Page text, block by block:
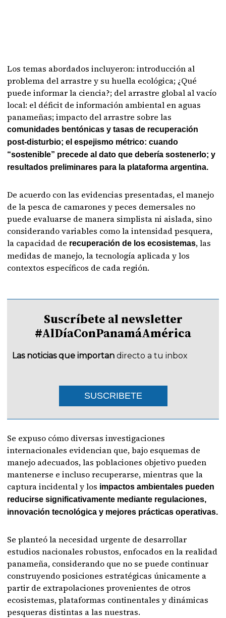
Los temas abordados incluyeron: introducción al
problema del arrastre y su huella ecológica; ¿Qué
puede informar la ciencia?; del arrastre global al vacío
local: el déficit de información ambiental en aguas
panameñas; impacto del arrastre sobre las
comunidades bentónicas y tasas de recuperación
post-disturbio; el espejismo métrico: cuando
“sostenible” precede al dato que debería sostenerlo; y
resultados preliminares para la plataforma argentina.
De acuerdo con las evidencias presentadas, el manejo
de la pesca de camarones y peces demersales no
puede evaluarse de manera simplista ni aislada, sino
considerando variables como la intensidad pesquera,
la capacidad de recuperación de los ecosistemas, las
medidas de manejo, la tecnología aplicada y los
contextos específicos de cada región.
Suscríbete al newsletter
#AlDíaConPanamáAmérica
Las noticias que importan directo a tu inbox
SUSCRIBETE
Se expuso cómo diversas investigaciones
internacionales evidencian que, bajo esquemas de
manejo adecuados, las poblaciones objetivo pueden
mantenerse e incluso recuperarse, mientras que la
captura incidental y los impactos ambientales pueden
reducirse significativamente mediante regulaciones,
innovación tecnológica y mejores prácticas operativas.
Se planteó la necesidad urgente de desarrollar
estudios nacionales robustos, enfocados en la realidad
panameña, considerando que no se puede continuar
construyendo posiciones estratégicas únicamente a
partir de extrapolaciones provenientes de otros
ecosistemas, plataformas continentales y dinámicas
pesqueras distintas a las nuestras.